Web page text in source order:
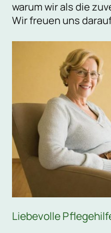
warum wir als die
Wir freuen uns
Liebevolle